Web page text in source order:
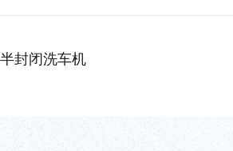
半封闭洗车机